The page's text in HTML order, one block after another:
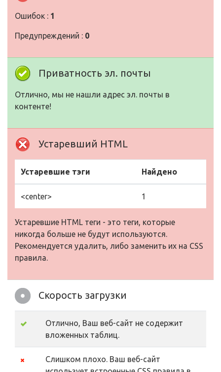
Ошибок : 1
Предупреждений : 0
Приватность эл. почты
Отлично, мы не нашли адрес эл. почты в
контенте!
Устаревший HTML
Устаревшие тэги Найдено
<center> 1
Устаревшие HTML теги - это теги, которые
никогда больше не будут используются.
Рекомендуется удалить, либо заменить их на CSS
правила.
Скорость загрузки
Отлично, Ваш веб-сайт не содержит
вложенных таблиц.
Слишком плохо. Ваш веб-сайт